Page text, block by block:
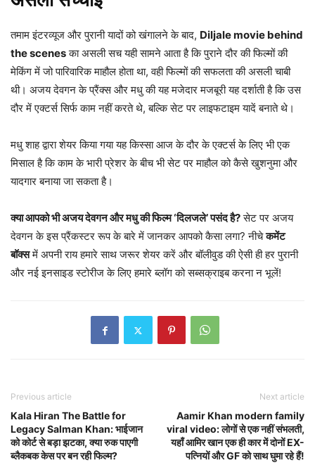
तमाम इंटरव्यूज और पुरानी यादों को खंगालने के बाद, Diljale movie behind
the scenesका असली सच यही सामने आता है कि पुराने दौर की फिल्मों की
मेकिंग में जो पारिवारिक माहौल होता था, वही फिल्मों की सफलता की असली चाबी
थी। अजय देवगन के प्रैंक्स और मधु की यह मजेदार मजबूरी यह दर्शाती है कि उस
दौर में एक्टर्स सिर्फ काम नहीं करते थे, बल्कि सेट पर लाइफटाइम यादें बनाते थे।
मधु शाह द्वारा शेयर किया गया यह किस्सा आज के दौर के एक्टर्स के लिए भी एक
मिसाल है कि काम के भारी प्रेशर के बीच भी सेट पर माहौल को कैसे खुशनुमा और
यादगार बनाया जा सकता है।
क्या आपको भी अजय देवगन और मधु की फिल्म ‘दिलजले’ पसंद है?सेट पर अजय
देवगन के इस प्रैंकस्टर रूप के बारे में जानकर आपको कैसा लगा? नीचेकमेंट
बॉक्समें अपनी राय हमारे साथ जरूर शेयर करें और बॉलीवुड की ऐसी ही हर पुरानी
और नई इनसाइड स्टोरीज के लिए हमारे ब्लॉग को सब्सक्राइब करना न भूलें!
Previous article
Kala Hiran The Battle for
Legacy Salman Khan: भाईजान
को कोर्ट से बड़ा झटका, क्या रुक पाएगी
ब्लैकबक केस पर बन रही फिल्म?
Next article
Aamir Khan modern family
viral video: लोगों से एक नहीं संभलती,
यहाँ आमिर खान एक ही कार में दोनों EX-
पत्नियों और GF को साथ घुमा रहे हैं!